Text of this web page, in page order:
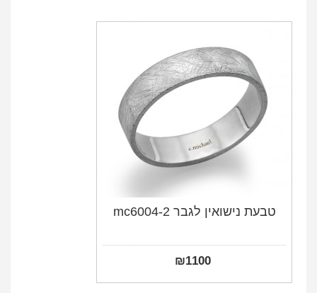
טבעת נישואין לגבר mc6004-2
₪1100